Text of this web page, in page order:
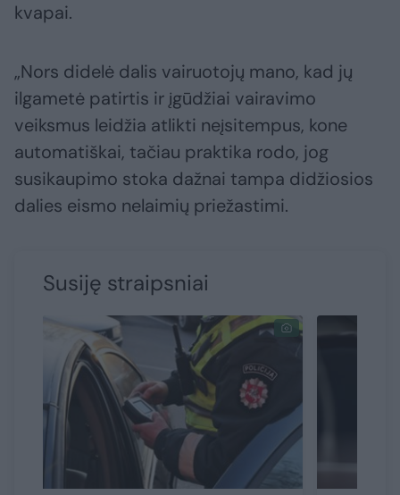
kvapai.
„Nors didelė dalis vairuotojų mano, kad jų
ilgametė patirtis ir įgūdžiai vairavimo
veiksmus leidžia atlikti neįsitempus, kone
automatiškai, tačiau praktika rodo, jog
susikaupimo stoka dažnai tampa didžiosios
dalies eismo nelaimių priežastimi.
Susiję straipsniai